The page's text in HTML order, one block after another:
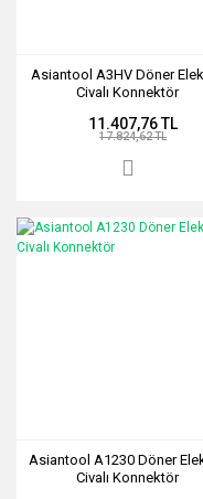
Asiantool A3HV Döner
Civalı Konnektör
11.407,76 TL
17.824,62 TL
Asiantool A1230 Döner
Civalı Konnektör